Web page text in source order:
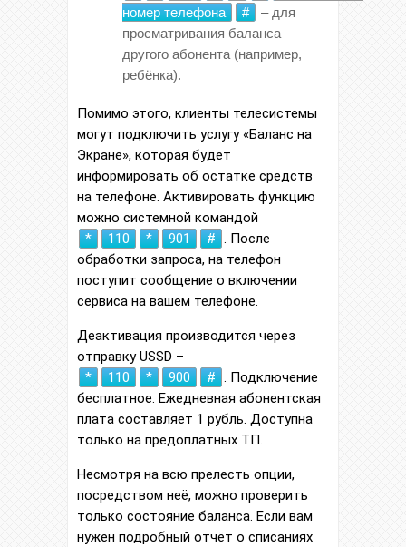
номер телефона
#
– для
просматривания баланса
другого абонента (например,
ребёнка).
Помимо этого, клиенты телесистемы
могут подключить услугу «Баланс на
Экране», которая будет
информировать об остатке средств
на телефоне. Активировать функцию
можно системной командой
*
110 * 901 # . После
обработки запроса, на телефон
поступит сообщение о включении
сервиса на вашем телефоне.
Деактивация производится через
отправку USSD –
*
110 * 900 # . Подключение
бесплатное. Ежедневная абонентская
плата составляет 1 рубль. Доступна
только на предоплатных ТП.
Несмотря на всю прелесть опции,
посредством неё, можно проверить
только состояние баланса. Если вам
нужен подробный отчёт о списаниях